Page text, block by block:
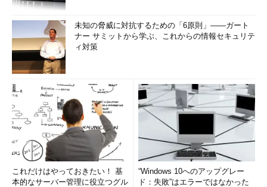
未知の脅威に対抗するための「6原則」――ガート
ナー サミットから学ぶ、これからの情報セキュリテ
ィ対策
これだけはやっておきたい！ 基
本的なサーバー管理に役立つグル
“Windows 10へのアップグレー
ド：失敗”はエラーではなかった